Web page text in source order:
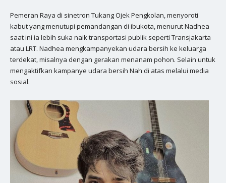
Pemeran Raya di sinetron Tukang Ojek Pengkolan, menyoroti
kabut yang menutupi pemandangan di ibukota, menurut Nadhea
saat ini ia lebih suka naik transportasi publik seperti Transjakarta
atau LRT. Nadhea mengkampanyekan udara bersih ke keluarga
terdekat, misalnya dengan gerakan menanam pohon. Selain untuk
mengaktifkan kampanye udara bersih Nah di atas melalui media
sosial.